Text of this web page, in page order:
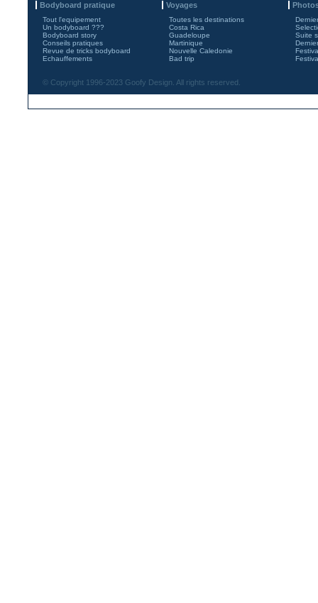
Bodyboard pratique
Tout l'equipement
Un bodyboard ???
Bodyboard story
Conseils pratiques
Revue de tricks bodyboard
Echauffements
Voyages
Toutes les destinations
Costa Rica
Guadeloupe
Martinique
Nouvelle Caledonie
Bad trip
Suite
© Copyright 1996-2023 Goofy Design. All rights reserved.